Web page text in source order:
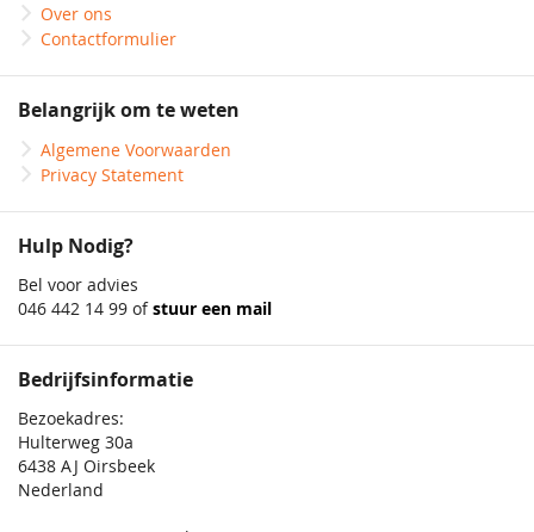
Over ons
Contactformulier
Belangrijk om te weten
Algemene Voorwaarden
Privacy Statement
Hulp Nodig?
Bel voor advies
046 442 14 99 ofstuur een mail
Bedrijfsinformatie
Bezoekadres:
Hulterweg 30a
6438 AJ Oirsbeek
Nederland